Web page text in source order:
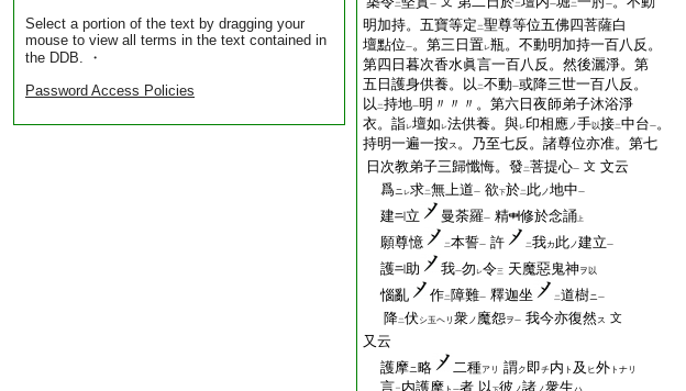
Select a portion of the text by dragging your
mouse to view all terms in the text contained in
the DDB. ・
Password Access Policies
二 一 二 一 二 一
明加持。五寶等定 二聖尊等位五佛四菩薩白
壇點位一。第三日置レ瓶。不動明加持一百八反。
第四日暮次香水眞言一百八反。然後灑淨。第
五日護身供養。以 二不動一或降三世一百八反。
以 二持地一明〃〃〃。第六日夜師弟子沐浴淨
衣。詣レ壇如 レ法供養。與レ印相應ノ手以接二中台一。
持明一遍一按ス 。乃至七反。諸尊位亦准。第七
日次教弟子三歸懺悔。發 二菩提心一 文 文云
爲ニレ求二無上道一 欲下於二 此ノ地中一
建 立 曼荼羅一 精 修於念誦 上
願尊憶 二本誓一 許 二我カ 此ノ建立一
護 助 我一勿 レ令三 天魔惡鬼神ヲ以
惱亂 作二 障難一 釋迦坐 二道樹ニ一
降二伏 シ玉ヘリ 衆ノ 魔怨ヲ一 我今亦復然ス 文
又云
護摩ニ略 二種アリ 謂ク 即チ内 ト 及 ヒ外 トナリ
言 内護摩 者 以 彼 諸 衆生